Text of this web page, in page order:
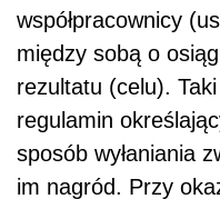
współpracownicy
między sobą o
rezultatu (celu).
regulamin
sposób wyłaniania
im nagród. Przy